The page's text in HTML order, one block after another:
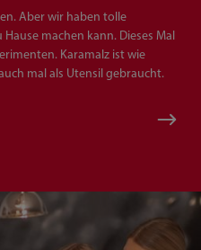
Aber wir haben tolle
machen kann. Dieses Mal
Karamalz ist wie
mal als Utensil gebraucht.